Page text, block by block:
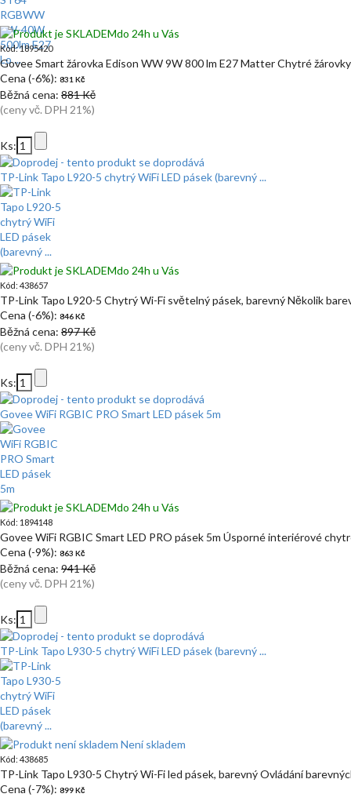
do 24h u Vás
Kód: 1895420
Govee Smart žárovka Edison WW 9W 800 lm E27 Matter Chytré
Cena (-6%): 831 Kč
Běžná cena: 881 Kč
(ceny vč. DPH 21%)
Ks:
TP-Link Tapo L920-5 chytrý WiFi LED pásek (barevný ...
do 24h u Vás
Kód: 438657
TP-Link Tapo L920-5 Chytrý Wi-Fi světelný pásek, barevný Několik
Cena (-6%): 846 Kč
Běžná cena: 897 Kč
(ceny vč. DPH 21%)
Ks:
Govee WiFi RGBIC PRO Smart LED pásek 5m
do 24h u Vás
Kód: 1894148
Govee WiFi RGBIC Smart LED PRO pásek 5m Úsporné interiérové
Cena (-9%): 863 Kč
Běžná cena: 941 Kč
(ceny vč. DPH 21%)
Ks:
TP-Link Tapo L930-5 chytrý WiFi LED pásek (barevný ...
Není skladem
Kód: 438685
TP-Link Tapo L930-5 Chytrý Wi-Fi led pásek, barevný Ovládání
Cena (-7%): 899 Kč